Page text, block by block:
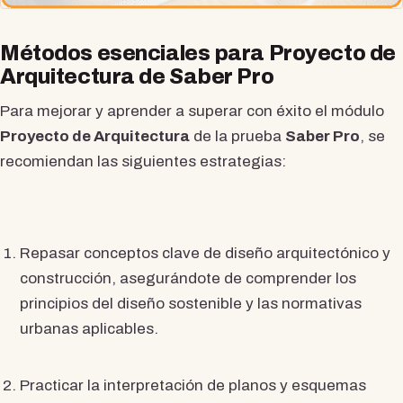
Métodos esenciales para Proyecto de
Arquitectura de Saber Pro
Para mejorar y aprender a superar con éxito el módulo
Proyecto de Arquitectura de la prueba Saber Pro, se
recomiendan las siguientes estrategias:
Repasar conceptos clave de diseño arquitectónico y
construcción, asegurándote de comprender los
principios del diseño sostenible y las normativas
urbanas aplicables.
Practicar la interpretación de planos y esquemas